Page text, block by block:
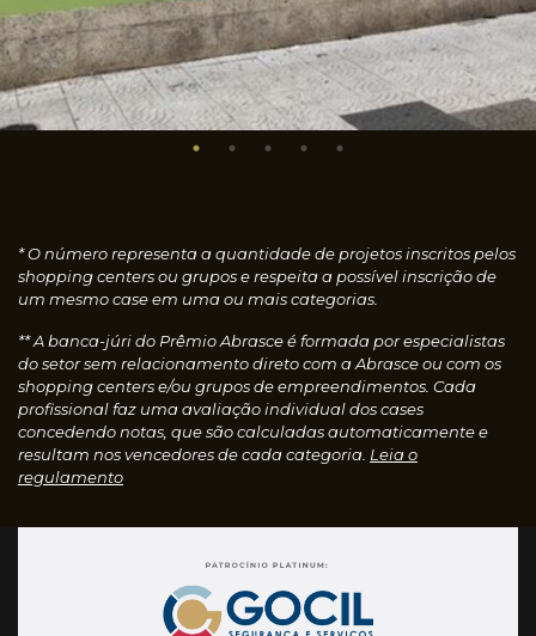
* O número representa a quantidade de projetos inscritos pelos
shopping centers ou grupos e respeita a possível inscrição de
um mesmo case em uma ou mais categorias.
** A banca-júri do Prêmio Abrasce é formada por especialistas
do setor sem relacionamento direto com a Abrasce ou com os
shopping centers e/ou grupos de empreendimentos. Cada
profissional faz uma avaliação individual dos cases
concedendo notas, que são calculadas automaticamente e
resultam nos vencedores de cada categoria. Leia o
regulamento